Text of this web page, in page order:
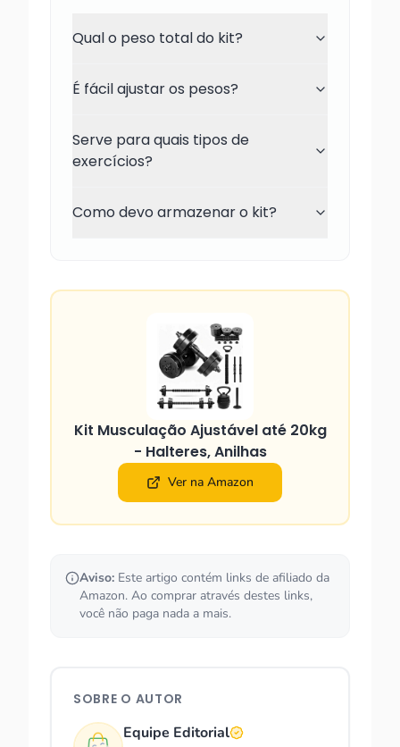
Qual o peso total do kit?
É fácil ajustar os pesos?
Serve para quais tipos de
exercícios?
Como devo armazenar o kit?
Kit Musculação Ajustável até 20kg
- Halteres, Anilhas
Ver na Amazon
Aviso: Este artigo contém links de afiliado da
Amazon. Ao comprar através destes links,
você não paga nada a mais.
SOBRE O AUTOR
Equipe Editorial